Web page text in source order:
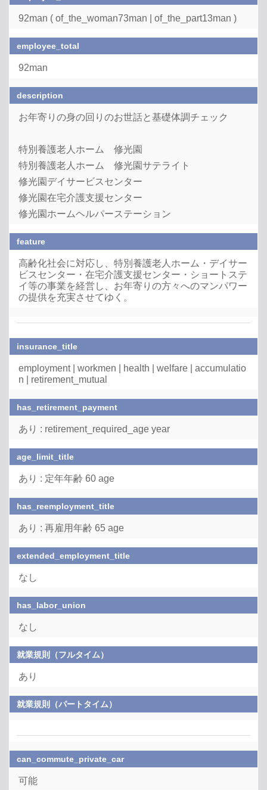
92man ( of_the_woman73man | of_the_part13man )
employee_total
92man
description
お年寄りの身の回りのお世話と基礎体調チェック
特別養護老人ホーム 修光園
特別養護老人ホーム 修光園サテライト
修光園デイサービスセンター
修光園在宅介護支援センター
修光園ホームヘルパーステーション
feature
高齢化社会に対応し、特別養護老人ホーム・デイサー
ビスセンター・在宅介護支援センター・ショートステ
イ等の事業を経営し、お年寄りの方々へのマンパワー
の提供を充実させてゆく。
insurance_title
employment | workmen | health | welfare | accumulatio
n | retirement_mutual
has_retirement_payment
あり : retirement_required_age year
age_limit_title
あり : 定年年齢 60 age
has_reemployment_title
あり : 再雇用年齢 65 age
extended_employment_title
なし
has_labor_union
なし
就業規則（フルタイム）
あり
就業規則（パートタイム）
can_commute_private_car
可能